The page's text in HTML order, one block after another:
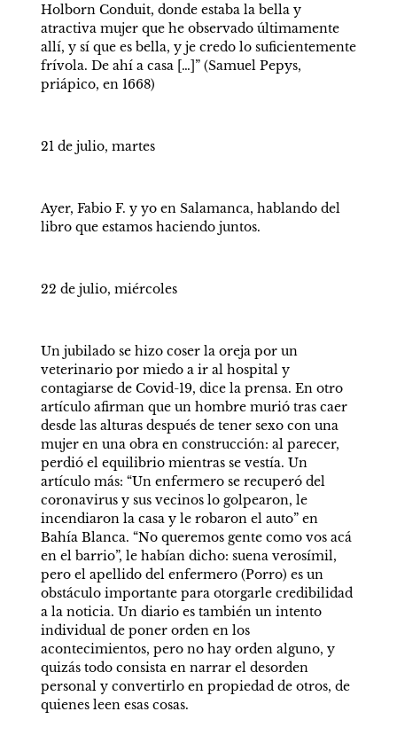
Holborn Conduit, donde estaba la bella y
atractiva mujer que he observado últimamente
allí, y sí que es bella, y je credo lo suficientemente
frívola. De ahí a casa […]” (Samuel Pepys,
priápico, en 1668)
21 de julio, martes
Ayer, Fabio F. y yo en Salamanca, hablando del
libro que estamos haciendo juntos.
22 de julio, miércoles
Un jubilado se hizo coser la oreja por un
veterinario por miedo a ir al hospital y
contagiarse de Covid-19, dice la prensa. En otro
artículo afirman que un hombre murió tras caer
desde las alturas después de tener sexo con una
mujer en una obra en construcción: al parecer,
perdió el equilibrio mientras se vestía. Un
artículo más: “Un enfermero se recuperó del
coronavirus y sus vecinos lo golpearon, le
incendiaron la casa y le robaron el auto” en
Bahía Blanca. “No queremos gente como vos acá
en el barrio”, le habían dicho: suena verosímil,
pero el apellido del enfermero (Porro) es un
obstáculo importante para otorgarle credibilidad
a la noticia. Un diario es también un intento
individual de poner orden en los
acontecimientos, pero no hay orden alguno, y
quizás todo consista en narrar el desorden
personal y convertirlo en propiedad de otros, de
quienes leen esas cosas.